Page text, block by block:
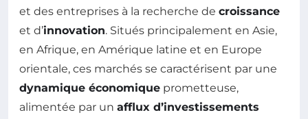
et des entreprises à la recherche de croissance
et d’innovation. Situés principalement en Asie,
en Afrique, en Amérique latine et en Europe
orientale, ces marchés se caractérisent par une
dynamique économique prometteuse,
alimentée par un afflux d’investissements